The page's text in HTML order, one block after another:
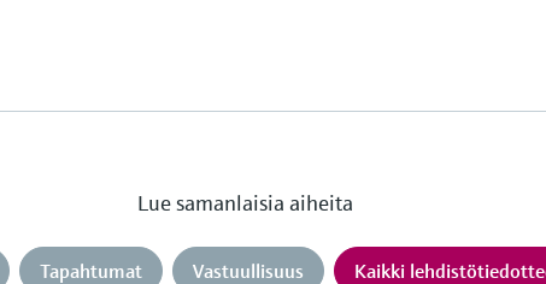
Lue samanlaisia aiheita
Tapahtumat Vastuullisuus Kaikki